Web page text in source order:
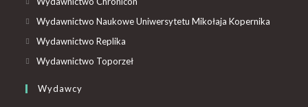
Wydawnictwo Naukowe Uniwersytetu Mikołaja Kopernika
Wydawnictwo Replika
Wydawnictwo Toporzeł
Wydawcy